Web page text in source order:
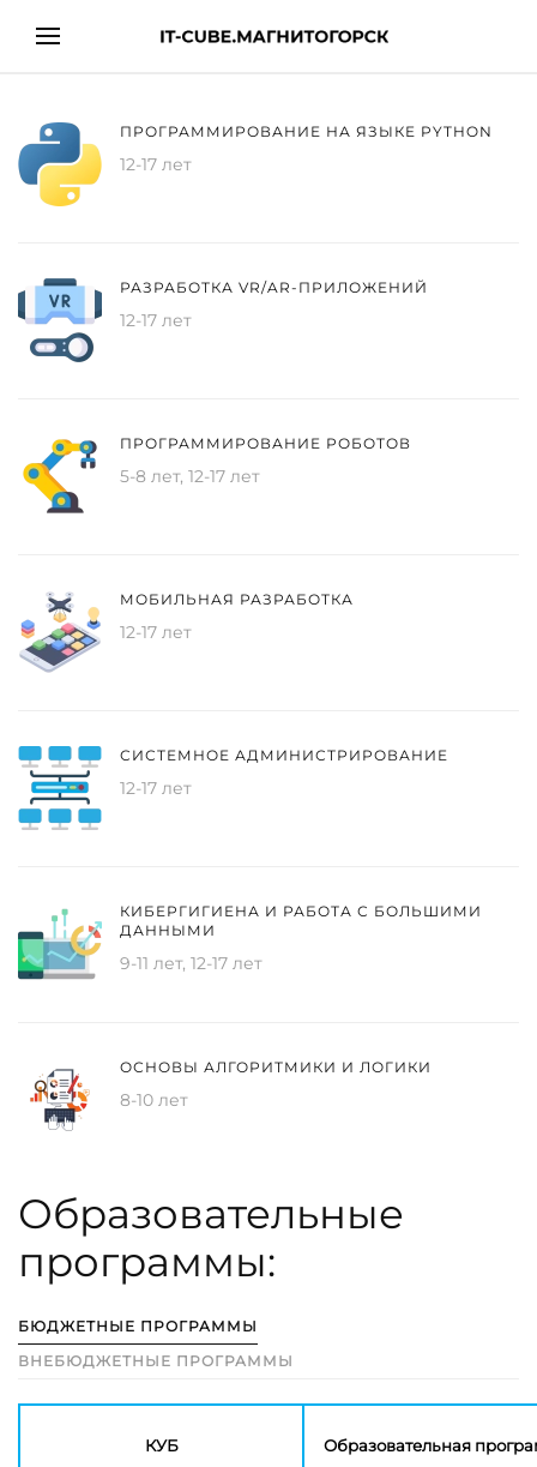
ПРОГРАММИРОВАНИЕ НА ЯЗЫКЕ PYTHON
12-17 лет
РАЗРАБОТКА VR/AR-ПРИЛОЖЕНИЙ
12-17 лет
ПРОГРАММИРОВАНИЕ РОБОТОВ
5-8 лет, 12-17 лет
МОБИЛЬНАЯ РАЗРАБОТКА
12-17 лет
СИСТЕМНОЕ АДМИНИСТРИРОВАНИЕ
12-17 лет
КИБЕРГИГИЕНА И РАБОТА С БОЛЬШИМИ
ДАННЫМИ
9-11 лет, 12-17 лет
ОСНОВЫ АЛГОРИТМИКИ И ЛОГИКИ
8-10 лет
Образовательные
программы:
БЮДЖЕТНЫЕ ПРОГРАММЫ
ВНЕБЮДЖЕТНЫЕ ПРОГРАММЫ
КУБ Образовательная